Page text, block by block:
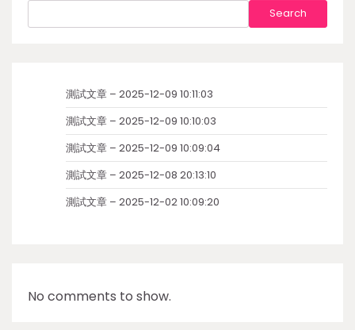
Search
測試文章 – 2025-12-09 10:11:03
測試文章 – 2025-12-09 10:10:03
測試文章 – 2025-12-09 10:09:04
測試文章 – 2025-12-08 20:13:10
測試文章 – 2025-12-02 10:09:20
No comments to show.